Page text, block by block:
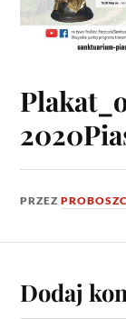
PRZEZ
Dodaj